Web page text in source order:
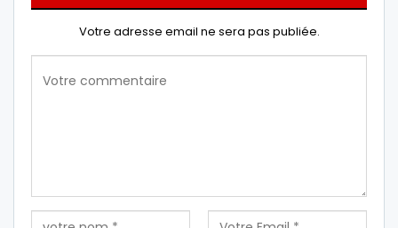
Votre adresse email ne sera pas publiée.